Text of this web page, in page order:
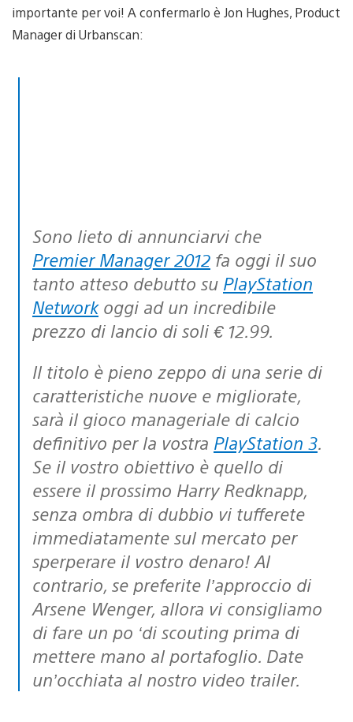
importante per voi! A confermarlo è Jon Hughes, Product
Manager di Urbanscan:
Sono lieto di annunciarvi che
Premier Manager 2012 fa oggi il suo
tanto atteso debutto su PlayStation
Networkoggi ad un incredibile
prezzo di lancio di soli € 12.99.
Il titolo è pieno zeppo di una serie di
caratteristiche nuove e migliorate,
sarà il gioco manageriale di calcio
definitivo per la vostra PlayStation 3.
Se il vostro obiettivo è quello di
essere il prossimo Harry Redknapp,
senza ombra di dubbio vi tufferete
immediatamente sul mercato per
sperperare il vostro denaro! Al
contrario, se preferite l’approccio di
Arsene Wenger, allora vi consigliamo
di fare un po ‘di scouting prima di
mettere mano al portafoglio. Date
un’occhiata al nostro video trailer.